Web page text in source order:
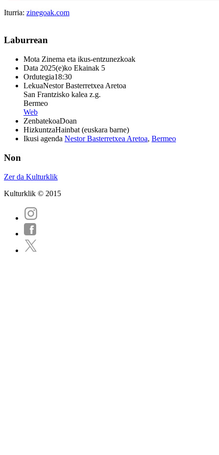
Iturria: zinegoak.com
Laburrean
Mota Zinema eta ikus-entzunezkoak
Data 2025(e)ko Ekainak 5
Ordutegia18:30
LekuaNestor Basterretxea Aretoa
San Frantzisko kalea z.g.
Bermeo
Web
ZenbatekoaDoan
HizkuntzaHainbat (euskara barne)
Ikusi agenda Nestor Basterretxea Aretoa, Bermeo
Non
Zer da Kulturklik
Kulturklik © 2015